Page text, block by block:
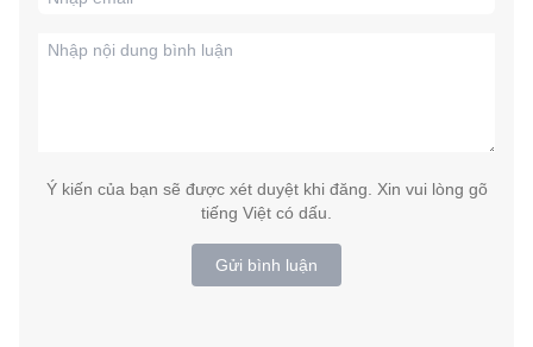
Ý kiến của bạn sẽ được xét duyệt khi đăng. Xin vui lòng gõ
tiếng Việt có dấu.
Gửi bình luận